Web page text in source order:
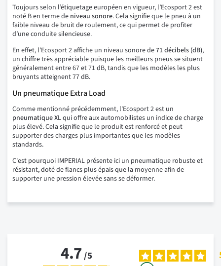
Toujours selon l’étiquetage européen en vigueur, l’Ecosport 2 est
noté B en terme de niveau sonore. Cela signifie que le pneu à un
faible niveau de bruit de roulement, ce qui permet de profiter
d’une conduite silencieuse.
En effet, l'Ecosport 2 affiche un niveau sonore de71 décibels (dB),
un chiffre très appréciable puisque les meilleurs pneus se situent
généralement entre 67 et 71 dB, tandis que les modèles les plus
bruyants atteignent 77 dB.
Un pneumatique Extra Load
Comme mentionné précédemment, l'Ecosport 2 est un
pneumatique XLqui offre aux automobilistes un indice de charge
plus élevé. Cela signifie que le produit est renforcé et peut
supporter des charges plus importantes que les modèles
standards.
C'est pourquoi IMPERIAL présente ici un pneumatique robuste et
résistant, doté de flancs plus épais que la moyenne afin de
supporter une pression élevée sans se déformer.
4.7/5